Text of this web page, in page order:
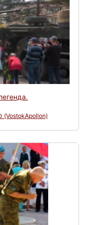
(VostokApollon)